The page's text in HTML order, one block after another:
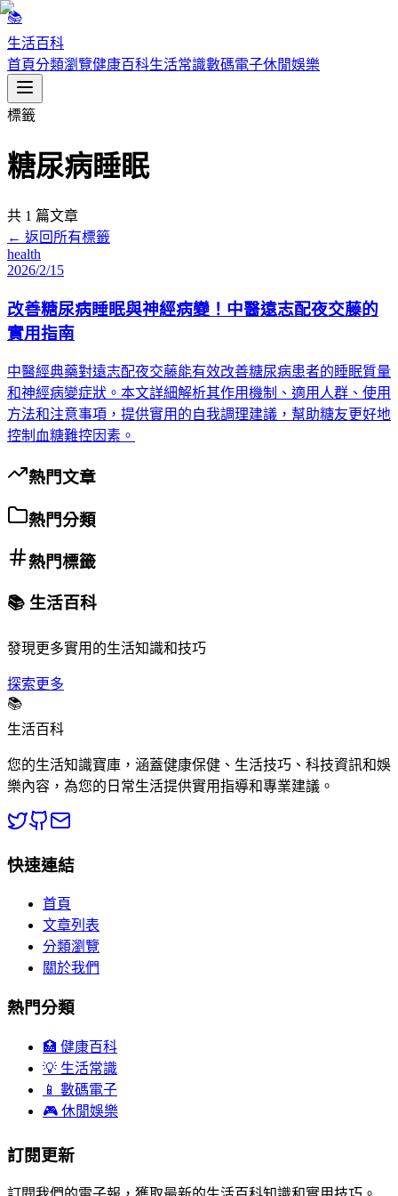
📚
生活百科
首頁分類瀏覽健康百科生活常識數碼電子休閒娛樂
標籤
糖尿病睡眠
共 1 篇文章
← 返回所有標籤
health
2026/2/15
改善糖尿病睡眠與神經病變！中醫遠志配夜交藤的
實用指南
中醫經典藥對遠志配夜交藤能有效改善糖尿病患者的睡眠質量
和神經病變症狀。本文詳細解析其作用機制、適用人群、使用
方法和注意事項，提供實用的自我調理建議，幫助糖友更好地
控制血糖難控因素。
熱門文章
熱門分類
熱門標籤
📚 生活百科
發現更多實用的生活知識和技巧
探索更多
📚
生活百科
您的生活知識寶庫，涵蓋健康保健、生活技巧、科技資訊和娛
樂內容，為您的日常生活提供實用指導和專業建議。
快速連結
首頁
文章列表
分類瀏覽
關於我們
熱門分類
🏥 健康百科
💡 生活常識
📱 數碼電子
🎮 休閒娛樂
訂閱更新